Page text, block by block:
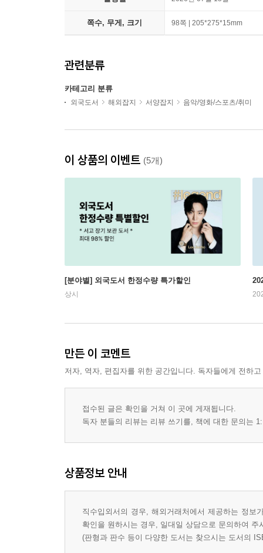
쪽수, 무게, 크기 98쪽 | 205*275*15mm
관련분류
카테고리 분류
외국도서 해외잡지 서양잡지 음악/영화/스포츠/취미
이 상품의 이벤트 (5개)
[분야별] 외국도서 한정수량 특가할인
상시
만든 이 코멘트
저자, 역자, 편집자를 위한 공간입니다. 독자들에게 전하
접수된 글은 확인을 거쳐 이 곳에 게재됩니다.
독자 분들의 리뷰는 리뷰 쓰기를, 책에 대한 문의는
상품정보 안내
직수입외서의 경우, 해외거래처에서 제공하는 정
확인을 원하시는 경우, 일대일 상담으로 문의하여 주
(판형과 판수 등이 다양한 도서는 찾으시는 도서의